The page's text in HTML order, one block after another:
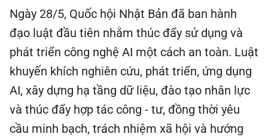
Ngày 28/5, Quốc hội Nhật Bản đã ban hành
đạo luật đầu tiên nhằm thúc đẩy sử dụng và
phát triển công nghệ AI một cách an toàn. Luật
khuyến khích nghiên cứu, phát triển, ứng dụng
AI, xây dựng hạ tầng dữ liệu, đào tạo nhân lực
và thúc đẩy hợp tác công - tư, đồng thời yêu
cầu minh bạch, trách nhiệm xã hội và hướng